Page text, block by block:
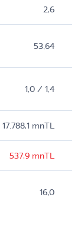
2,6
53,64
1,0 / 1,4
17.788,1 mnTL
537,9 mnTL
16,0